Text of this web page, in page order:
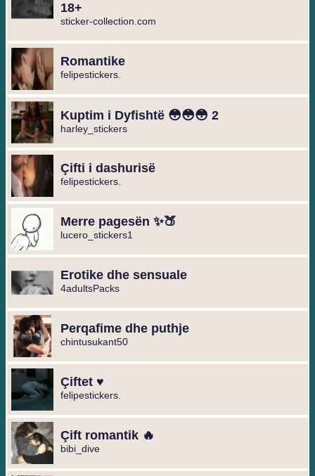
18+
sticker-collection.com
Romantike
felipestickers.
Kuptim i Dyfishtë 😳😳😳 2
harley_stickers
Çifti i dashurisë
felipestickers.
Merre pagesën ✨🍑
lucero_stickers1
Erotike dhe sensuale
4adultsPacks
Perqafime dhe puthje
chintusukant50
Çiftet ♥️
felipestickers.
Çift romantik 🔥
bibi_dive